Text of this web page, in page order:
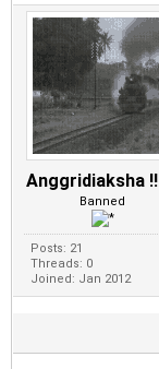
Anggridiaksha !!
Banned
Posts: 21
Threads: 0
Joined: Jan 2012